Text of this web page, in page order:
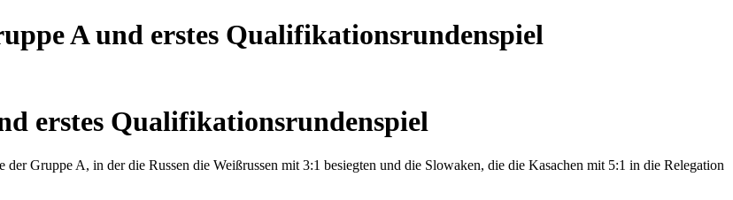
A und erstes Qualifikationsrundenspiel
erstes Qualifikationsrundenspiel
Gruppe A, in der die Russen die Weißrussen mit 3:1 besiegten und die Slowaken, die die Kasachen mit 5:1 in die Relegation